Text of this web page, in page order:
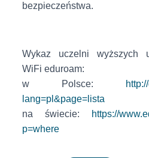
bezpieczeństwa.
Wykaz uczelni wyższych
WiFi eduroam:
w Polsce:
lang=pl&page=lista
na świecie:
https://
p=where